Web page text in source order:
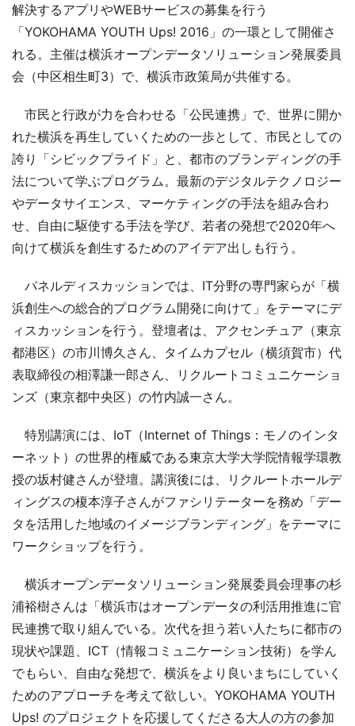
解決するアプリやWEBサービスの募集を行う
「YOKOHAMA YOUTH Ups! 2016」の一環として開催さ
れる。主催は横浜オープンデータソリューション発展委員
会（中区相生町3）で、横浜市政策局が共催する。
市民と行政が力を合わせる「公民連携」で、世界に開か
れた横浜を再生していくための一歩として、市民としての
誇り「シビックプライド」と、都市のブランディングの手
法について学ぶプログラム。最新のデジタルテクノロジー
やデータサイエンス、マーケティングの手法を組み合わ
せ、自由に駆使する手法を学び、若者の発想で2020年へ
向けて横浜を創生するためのアイデア出しも行う。
パネルディスカッションでは、IT分野の専門家らが「横
浜創生への総合的プログラム開発に向けて」をテーマにデ
ィスカッションを行う。登壇者は、アクセンチュア（東京
都港区）の市川博久さん、タイムカプセル（横須賀市）代
表取締役の相澤謙一郎さん、リクルートコミュニケーショ
ンズ（東京都中央区）の竹内誠一さん。
特別講演には、IoT（Internet of Things：モノのインタ
ーネット）の世界的権威である東京大学大学院情報学環教
授の坂村健さんが登壇。講演後には、リクルートホールデ
ィングスの榎本淳子さんがファシリテーターを務め「デー
タを活用した地域のイメージブランディング」をテーマに
ワークショップを行う。
横浜オープンデータソリューション発展委員会理事の杉
浦裕樹さんは「横浜市はオープンデータの利活用推進に官
民連携で取り組んでいる。次代を担う若い人たちに都市の
現状や課題、ICT（情報コミュニケーション技術）を学ん
でもらい、自由な発想で、横浜をより良いまちにしていく
ためのアプローチを考えて欲しい。YOKOHAMA YOUTH
Ups! のプロジェクトを応援してくださる大人の方の参加